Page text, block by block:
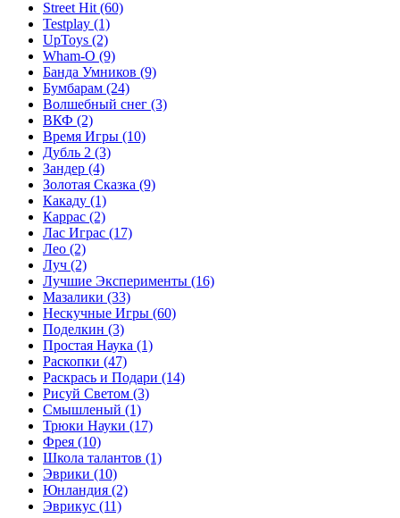
Street Hit (60)
Testplay (1)
UpToys (2)
Wham-O (9)
Банда Умников (9)
Бумбарам (24)
Волшебный снег (3)
ВКФ (2)
Время Игры (10)
Дубль 2 (3)
Зандер (4)
Золотая Сказка (9)
Какаду (1)
Каррас (2)
Лас Играс (17)
Лео (2)
Луч (2)
Лучшие Эксперименты (16)
Мазалики (33)
Нескучные Игры (60)
Поделкин (3)
Простая Наука (1)
Раскопки (47)
Раскрась и Подари (14)
Рисуй Светом (3)
Смышленый (1)
Трюки Науки (17)
Фрея (10)
Школа талантов (1)
Эврики (10)
Юнландия (2)
Эврикус (11)